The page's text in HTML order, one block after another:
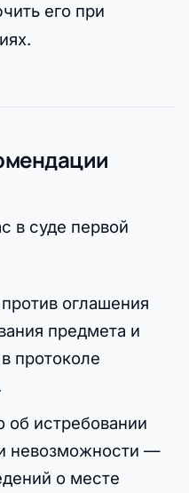
его при
в суде первой
оглашения
предмета и
протоколе
об истребовании
невозможности —
о месте